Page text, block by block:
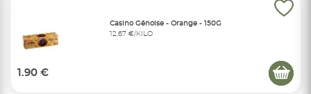
Casino Génoise - Orange - 150G
12,67 €/KILO
1.90 €